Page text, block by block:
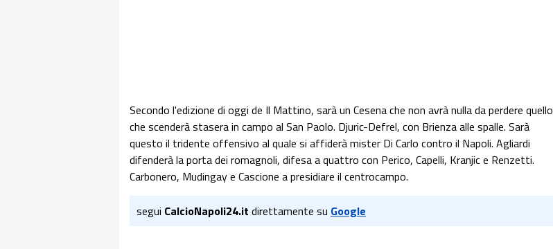
Secondo l'edizione di oggi de Il Mattino, sarà un Cesena che non avrà nulla da perdere quello
che scenderà stasera in campo al San Paolo. Djuric-Defrel, con Brienza alle spalle. Sarà
questo il tridente offensivo al quale si affiderà mister Di Carlo contro il Napoli. Agliardi
difenderà la porta dei romagnoli, difesa a quattro con Perico, Capelli, Kranjic e Renzetti.
Carbonero, Mudingay e Cascione a presidiare il centrocampo.
segui CalcioNapoli24.it direttamente su Google